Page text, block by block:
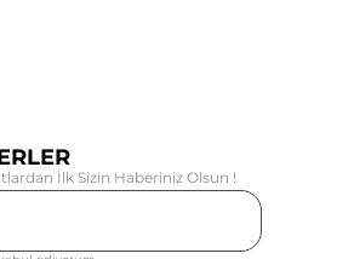
İlk Sizin Haberiniz Olsun !